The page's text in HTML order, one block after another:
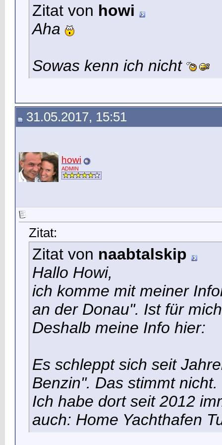
Zitat von howi
Aha
Sowas kenn ich nicht
31.05.2017, 15:51
howi
ADMIN
Zitat:
Zitat von naabtalskip
Hallo Howi,
ich komme mit meiner
an der Donau". Ist für
Deshalb meine Info hier:
Es schleppt sich seit
Benzin". Das stimmt
Ich habe dort seit 2012
auch: Home Yachthafen